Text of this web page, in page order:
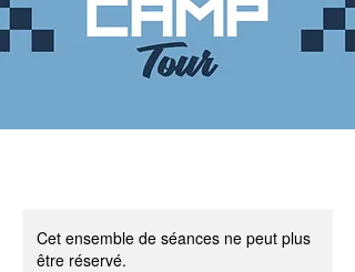
Cet ensemble de séances ne peut plus
être réservé.